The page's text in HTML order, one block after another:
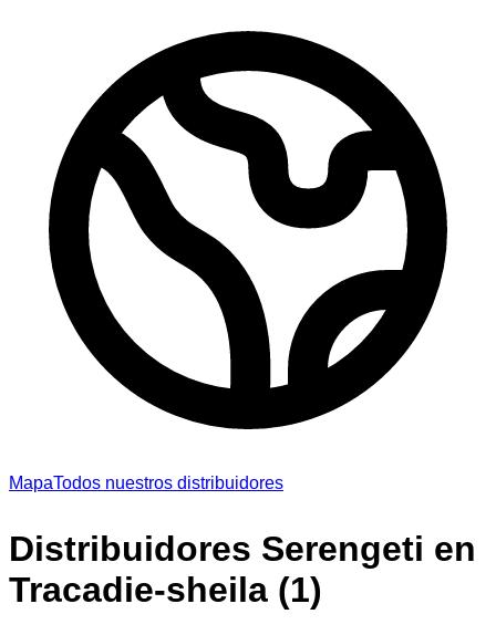
MapaTodos nuestros distribuidores
Distribuidores Serengeti en
Tracadie-sheila (1)